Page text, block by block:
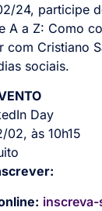
24, participe
A a Z: Como
com Cristiano
sociais.
Day
02, às 10h15
inscreva-